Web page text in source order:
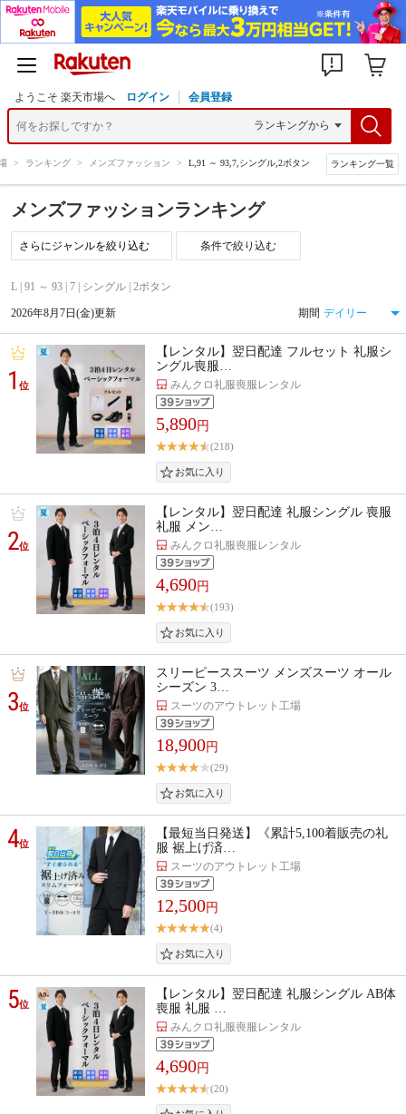
ようこそ 楽天市場へ ログイン 会員登録
> ランキング > メンズファッション > L,91 ～ 93,7,シングル,2ボタン ランキング一覧
メンズファッションランキング
条件で絞り込む
L | 91 ～ 93 | 7 | シングル | 2ボタン
2026年8月7日(金)更新 期間
1位
【レンタル】翌日配達 フルセット 礼服シ
ングル喪服…
みんクロ礼服喪服レンタル
5,890円
(218)
2位
【レンタル】翌日配達 礼服シングル 喪服
礼服 メン…
みんクロ礼服喪服レンタル
4,690円
(193)
3位
スリーピーススーツ メンズスーツ オール
シーズン 3…
スーツのアウトレット工場
18,900円
(29)
4位
【最短当日発送】《累計5,100着販売の礼
服 裾上げ済…
スーツのアウトレット工場
12,500円
(4)
5位
【レンタル】翌日配達 礼服シングル AB体
喪服 礼服 …
みんクロ礼服喪服レンタル
4,690円
(20)